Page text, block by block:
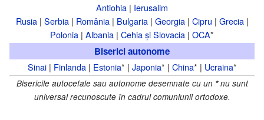
Antiohia | Ierusalim
Rusia| Serbia| România| Bulgaria| Georgia| Cipru | Grecia|
Polonia | Albania | Cehia și Slovacia | OCA*
Biserici autonome
Sinai| Finlanda| Estonia* | Japonia* | China* | Ucraina*
Bisericile autocefale sau autonome desemnate cu un *nu sunt
universal recunoscute în cadrul comuniunii ortodoxe.